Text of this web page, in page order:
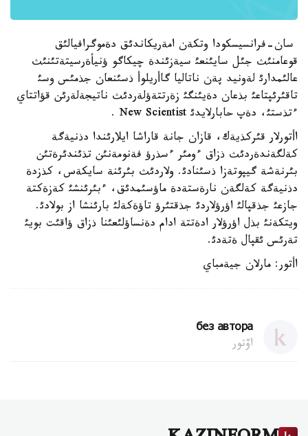
سان-فرانسيسكودا وتكةن امةريكاندئق دةموگرافيالئق
قوعامنئث جئل سايئنعئ سيةزئندة چيكاگو ؤنيأةرسيتةتئنئث
عالئمدارئ لةونيد پةن ناتاليا گاأريلوأ ذسئنعان جذمئس وسئ
تاقئرئپتاعئ بذعان دةيئنگئ زةرتتةؤلةردئث ناتيجةلةرئن قؤاتتاي
ءتذستئ، دةپ حابارلايدئ New Scientist .
اأتورلار قئركذيةك، قازان جانة قاراشا ايلارئندا دذنيةگة
كةلگةندةردئث ذزاق ءومئر ءسذرؤ فةنومةنئن تذئندئرةتئن
بئرنةشة گيپوتةزا ذسئنادئ. ولاردئث بئرئنة سايكةس، كذزدة
دذنيةگة كةلگةن نارةستةدة ماؤسئمدئق، ءبئرئنشئ كةزةكتة
جازعئ جذقپالئ اؤرؤلاردئ جذقتئرؤ تاؤةكةلئ بارئنشا از بولادئ.
ويتكةنئ بذل اؤرؤلار ادةتتة ادام دةنساؤلئعئنا ذزاق ؤاقئت بويئ
تةرئس ئقپال ةتةدئ.
اأتور: مارلان جيةمباي
без автора
اۆتور